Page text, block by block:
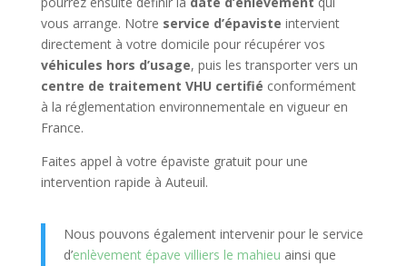
vous arrange. Notre service d’épaviste intervient
directement à votre domicile pour récupérer vos
véhicules hors d’usage, puis les transporter vers un
centre de traitement VHU certifié conformément
à la réglementation environnementale en vigueur en
France.
Faites appel à votre épaviste gratuit pour une
intervention rapide à Auteuil.
Nous pouvons également intervenir pour le service
d’enlèvement épave villiers le mahieu ainsi que